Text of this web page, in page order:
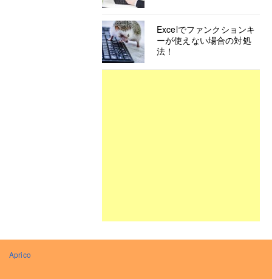
Excelでファンクションキ
ーが使えない場合の対処
法！
Aprico